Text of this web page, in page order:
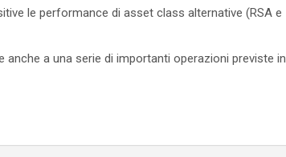
le performance di asset class alternative (RSA e
a una serie di importanti operazioni previste in